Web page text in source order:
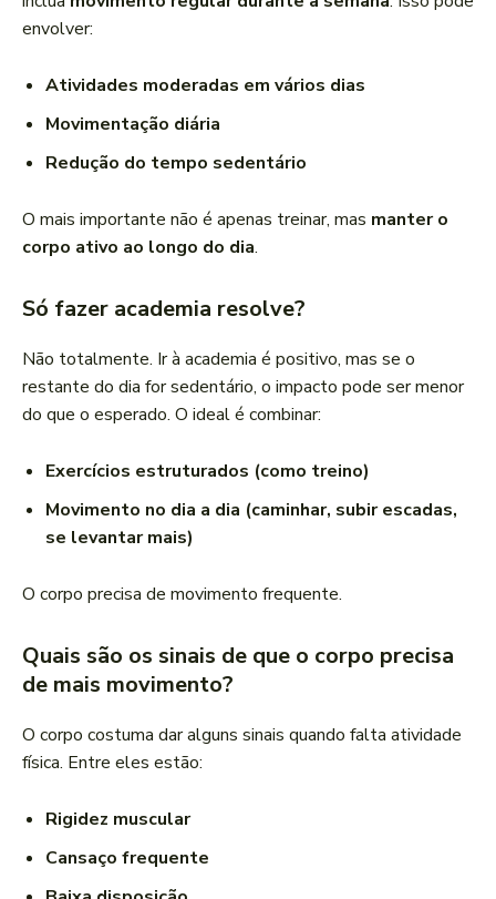
envolver:
Atividades moderadas em vários dias
Movimentação diária
Redução do tempo sedentário
O mais importante não é apenas treinar, mas manter o
corpo ativo ao longo do dia.
Só fazer academia resolve?
Não totalmente. Ir à academia é positivo, mas se o
restante do dia for sedentário, o impacto pode ser menor
do que o esperado. O ideal é combinar:
Exercícios estruturados (como treino)
Movimento no dia a dia (caminhar, subir escadas,
se levantar mais)
O corpo precisa de movimento frequente.
Quais são os sinais de que o corpo precisa
de mais movimento?
O corpo costuma dar alguns sinais quando falta atividade
física. Entre eles estão:
Rigidez muscular
Cansaço frequente